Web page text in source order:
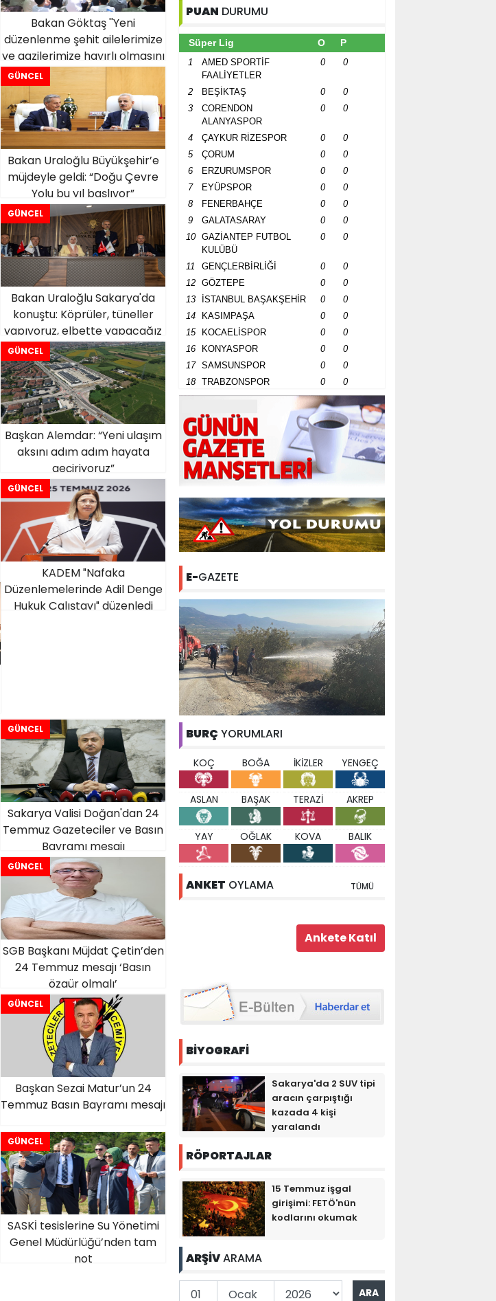
Bakan Göktaş ''Yeni
düzenlenme şehit ailelerimize
ve gazilerimize hayırlı olmasını
GÜNCEL
Bakan Uraloğlu Büyükşehir’e
müjdeyle geldi: “Doğu Çevre
Yolu bu yıl başlıyor”
GÜNCEL
Bakan Uraloğlu Sakarya'da
konuştu: Köprüler, tüneller
yapıyoruz, elbette yapacağız
GÜNCEL
Başkan Alemdar: “Yeni ulaşım
aksını adım adım hayata
geçiriyoruz”
GÜNCEL
KADEM ″Nafaka
Düzenlemelerinde Adil Denge
Hukuk Çalıştayı″ düzenledi
GÜNCEL
Sakarya Valisi Doğan'dan 24
Temmuz Gazeteciler ve Basın
Bayramı mesajı
GÜNCEL
SGB Başkanı Müjdat Çetin’den
24 Temmuz mesajı ‘Basın
özgür olmalı’
GÜNCEL
Başkan Sezai Matur’un 24
Temmuz Basın Bayramı mesajı
GÜNCEL
SASKİ tesislerine Su Yönetimi
Genel Müdürlüğü’nden tam
not
PUAN DURUMU
Süper Lig O P
1
AMED SPORTİF
FAALİYETLER
0 0
2 BEŞİKTAŞ 0
0
3
CORENDON
ALANYASPOR
0 0
4 ÇAYKUR RİZESPOR 0
0
5
ÇORUM 0
0
6
ERZURUMSPOR 0
0
7
EYÜPSPOR 0
0
8
FENERBAHÇE 0
0
9
GALATASARAY 0
0
10
GAZİANTEP FUTBOL
KULÜBÜ
0 0
11 GENÇLERBİRLİĞİ 0
0
12
GÖZTEPE 0
0
13
İSTANBUL BAŞAKŞEHİR 0
0
14
KASIMPAŞA 0
0
15
KOCAELİSPOR 0
0
16
KONYASPOR 0
0
17
SAMSUNSPOR 0
0
18
TRABZONSPOR 0 0
E-GAZETE
BURÇ YORUMLARI
KOÇ BOĞA İKİZLER YENGEÇ
ASLAN BAŞAK TERAZİ AKREP
YAY OĞLAK KOVA BALIK
ANKET OYLAMA TÜMÜ
BİYOGRAFİ
Sakarya'da 2 SUV tipi
aracın çarpıştığı
kazada 4 kişi
yaralandı
RÖPORTAJLAR
15 Temmuz işgal
girişimi: FETÖ'nün
kodlarını okumak
ARŞİVARAMA